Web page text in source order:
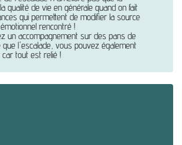
qualité de vie en générale quand on fait
qui permettent de modifier la source
rencontré !
un accompagnement sur des pans de
que l'escalade, vous pouvez également
tout est relié !